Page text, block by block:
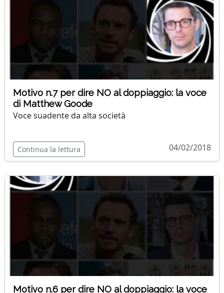
Motivo n.7 per dire NO al doppiaggio: la voce
di Matthew Goode
Voce suadente da alta società
Continua la lettura 04/02/2018
Motivo n.6 per dire NO al doppiaggio: la voce